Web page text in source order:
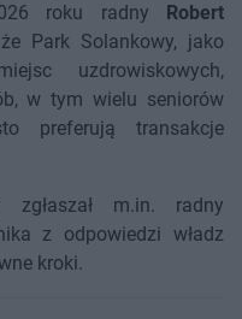
roku radny
Robert
Park Solankowy, jako
uzdrowiskowych,
w tym wielu seniorów
preferują transakcje
zgłaszał m.in. radny
z odpowiedzi władz
kroki.